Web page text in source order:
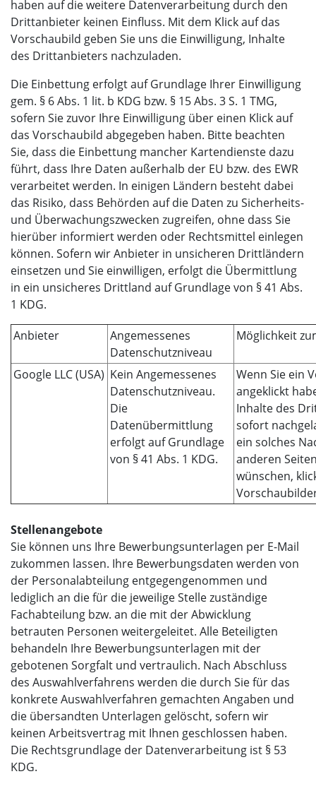
haben auf die weitere Datenverarbeitung durch den
Drittanbieter keinen Einfluss. Mit dem Klick auf das
Vorschaubild geben Sie uns die Einwilligung, Inhalte
des Drittanbieters nachzuladen.
Die Einbettung erfolgt auf Grundlage Ihrer Einwilligung
gem. § 6 Abs. 1 lit. b KDG bzw. § 15 Abs. 3 S. 1 TMG,
sofern Sie zuvor Ihre Einwilligung über einen Klick auf
das Vorschaubild abgegeben haben. Bitte beachten
Sie, dass die Einbettung mancher Kartendienste dazu
führt, dass Ihre Daten außerhalb der EU bzw. des EWR
verarbeitet werden. In einigen Ländern besteht dabei
das Risiko, dass Behörden auf die Daten zu Sicherheits-
und Überwachungszwecken zugreifen, ohne dass Sie
hierüber informiert werden oder Rechtsmittel einlegen
können. Sofern wir Anbieter in unsicheren Drittländern
einsetzen und Sie einwilligen, erfolgt die Übermittlung
in ein unsicheres Drittland auf Grundlage von § 41 Abs.
1 KDG.
Anbieter
Angemessenes
Datenschutzniveau
Möglichkeit
Google LLC (USA) Kein Angemessenes
Datenschutzniveau.
Die
Datenübermittlung
erfolgt auf Grundlage
von § 41 Abs. 1 KDG.
Wenn Sie ein
angeklickt
Inhalte des
sofort
ein solches
anderen
wünschen,
Stellenangebote
Sie können uns Ihre Bewerbungsunterlagen per E-Mail
zukommen lassen. Ihre Bewerbungsdaten werden von
der Personalabteilung entgegengenommen und
lediglich an die für die jeweilige Stelle zuständige
Fachabteilung bzw. an die mit der Abwicklung
betrauten Personen weitergeleitet. Alle Beteiligten
behandeln Ihre Bewerbungsunterlagen mit der
gebotenen Sorgfalt und vertraulich. Nach Abschluss
des Auswahlverfahrens werden die durch Sie für das
konkrete Auswahlverfahren gemachten Angaben und
die übersandten Unterlagen gelöscht, sofern wir
keinen Arbeitsvertrag mit Ihnen geschlossen haben.
Die Rechtsgrundlage der Datenverarbeitung ist § 53
KDG.